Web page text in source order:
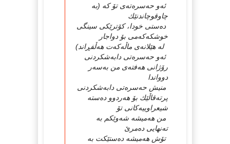
ئەو حەسرەتەی تۆ كە (بە
چاوقوچاندنێك
دەستی خودا، كۆترێكی سینگی
خوشكەكەمی بۆ دواجار
لە هێلانەی ماڵەكەت هەڵفڕاند)
ئەو حەسرەتی دابەشكردنی
رۆژانی هەفتەی من بەسەر
دوواندا
منیش حەسرەتی دابەشكردنی
پرتەقاڵێك بۆ هەردوو دەستە
شیعراوییەكانی تۆ
من هەمیشە شەوێكم بە
تەنهایی دەمرێ
تۆش هەمیشە دەستێكت بە